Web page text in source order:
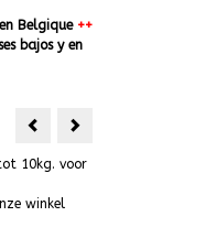
Belgique ++
bajos y en
Aromatic Wood Smoking
Rookmot Eik
10kg. voor
winkel